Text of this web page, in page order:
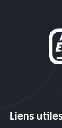
Liens utiles